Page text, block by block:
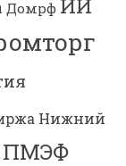
Домрф ИИ
Нижний
ПМЭФ